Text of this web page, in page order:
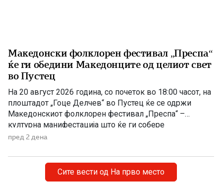
Македонски фолклорен фестивал „Преспа“
ќе ги обедини Македонците од целиот свет
во Пустец
На 20 август 2026 година, со почеток во 18:00 часот, на
плоштадот „Гоце Делчев“ во Пустец ќе се одржи
Македонскиот фолклорен фестивал „Преспа“ –
културна манифестација што ќе ги собере
Македонците од Македонија, Албанија и дијаспората во
Фестивалот ќе биде можност за промоција на богатото
македонско културно наследство […]
пред 2 дена
Сите вести од На прво место